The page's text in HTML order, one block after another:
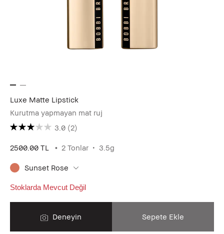
Luxe Matte Lipstick
Kurutma yapmayan mat ruj
3.0 (2)
2500.00 TL 2 Tonlar 3.5g
Sunset Rose
Stoklarda Mevcut Değil
Deneyin Sepete Ekle